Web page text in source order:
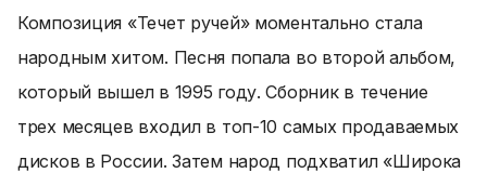
Композиция «Течет ручей» моментально стала
народным хитом. Песня попала во второй альбом,
который вышел в 1995 году. Сборник в течение
трех месяцев входил в топ-10 самых продаваемых
дисков в России. Затем народ подхватил «Широка